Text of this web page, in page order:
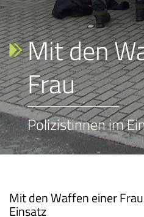
Mit den
Frau
Polizistinnen im
Mit den Waffen einer
Einsatz